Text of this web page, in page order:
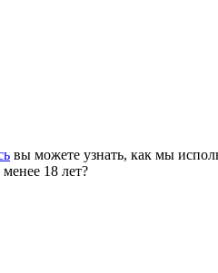
вы можете узнать, как мы
18 лет?